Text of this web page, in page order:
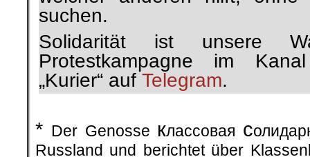
suchen.
Solidarität ist unsere
Protestkampagne im
„Kurier“ auf Telegram.
* Der Genosse классовая с
Russland und berichtet über